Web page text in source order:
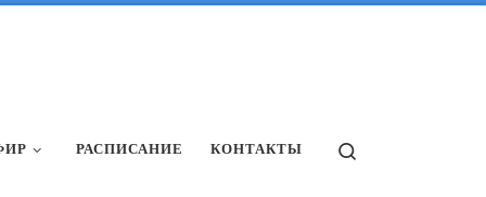
РАСПИСАНИЕ КОНТАКТЫ